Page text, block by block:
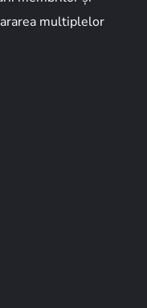
multiplelor